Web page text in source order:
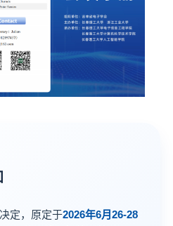
定，原定于2026年6月26-28